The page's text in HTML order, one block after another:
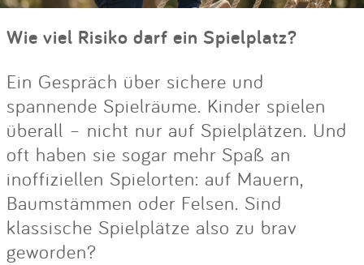
Wie viel Risiko darf ein Spielplatz?
Ein Gespräch über sichere und
spannende Spielräume. Kinder spielen
überall – nicht nur auf Spielplätzen. Und
oft haben sie sogar mehr Spaß an
inoffiziellen Spielorten: auf Mauern,
Baumstämmen oder Felsen. Sind
klassische Spielplätze also zu brav
geworden?